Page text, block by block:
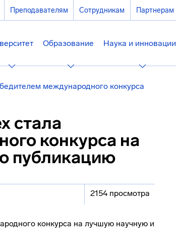
Преподавателям Сотрудникам Партнерам
Образование Наука и инновации
международного конкурса
стала
конкурса на
публикацию
2154 просмотра